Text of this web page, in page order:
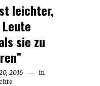
leichter,
sie zu
2016
in